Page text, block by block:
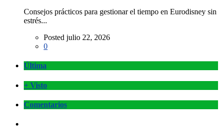
Consejos prácticos para gestionar el tiempo en Eurodisney sin
estrés...
Posted julio 22, 2026
0
Última
+ Visto
Comentarios